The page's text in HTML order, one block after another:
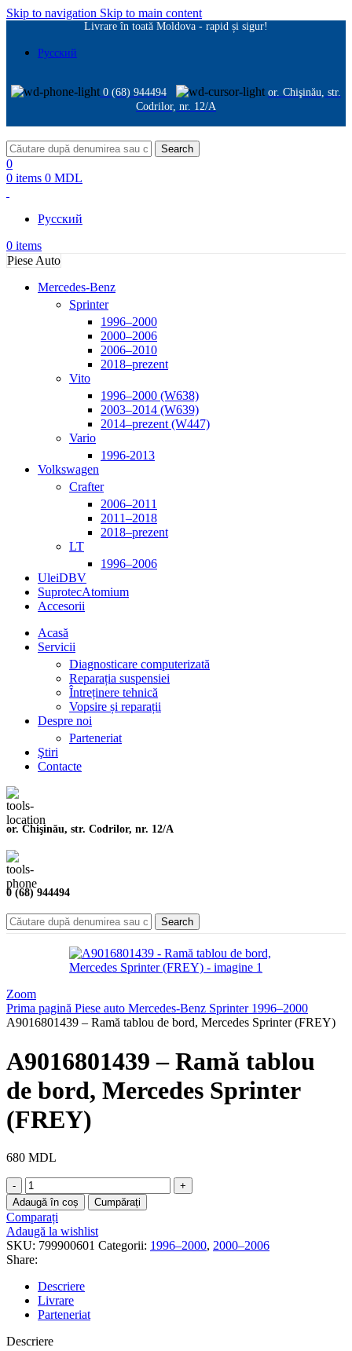
Skip to navigation Skip to main content
Livrare în toată Moldova - rapid și sigur!
Русский
0 (68) 944494
or. Chişinău, str.
Codrilor, nr. 12/A
Search
0
0 items 0 MDL
Русский
0 items
Piese Auto
Mercedes-Benz
Sprinter
1996–2000
2000–2006
2006–2010
2018–prezent
Vito
1996–2000 (W638)
2003–2014 (W639)
2014–prezent (W447)
Vario
1996-2013
Volkswagen
Crafter
2006–2011
2011–2018
2018–prezent
LT
1996–2006
UleiDBV
SuprotecAtomium
Accesorii
Acasă
Servicii
Diagnosticare computerizată
Reparația suspensiei
Întreținere tehnică
Vopsire și reparații
Despre noi
Parteneriat
Ştiri
Contacte
or. Chişinău, str. Codrilor, nr. 12/A
0 (68) 944494
Search
Zoom
Prima pagină Piese auto Mercedes-Benz Sprinter 1996–2000
A9016801439 – Ramă tablou de bord, Mercedes Sprinter (FREY)
A9016801439 – Ramă tablou
de bord, Mercedes Sprinter
(FREY)
680 MDL
Cantitate
A9016801439
-
Ramă
tablou
de
bord,
Mercedes
Sprinter
(FREY)
Adaugă în coș Cumpărați
Comparați
Adaugă la wishlist
SKU: 799900601 Categorii: 1996–2000, 2000–2006
Share:
Descriere
Livrare
Parteneriat
Descriere